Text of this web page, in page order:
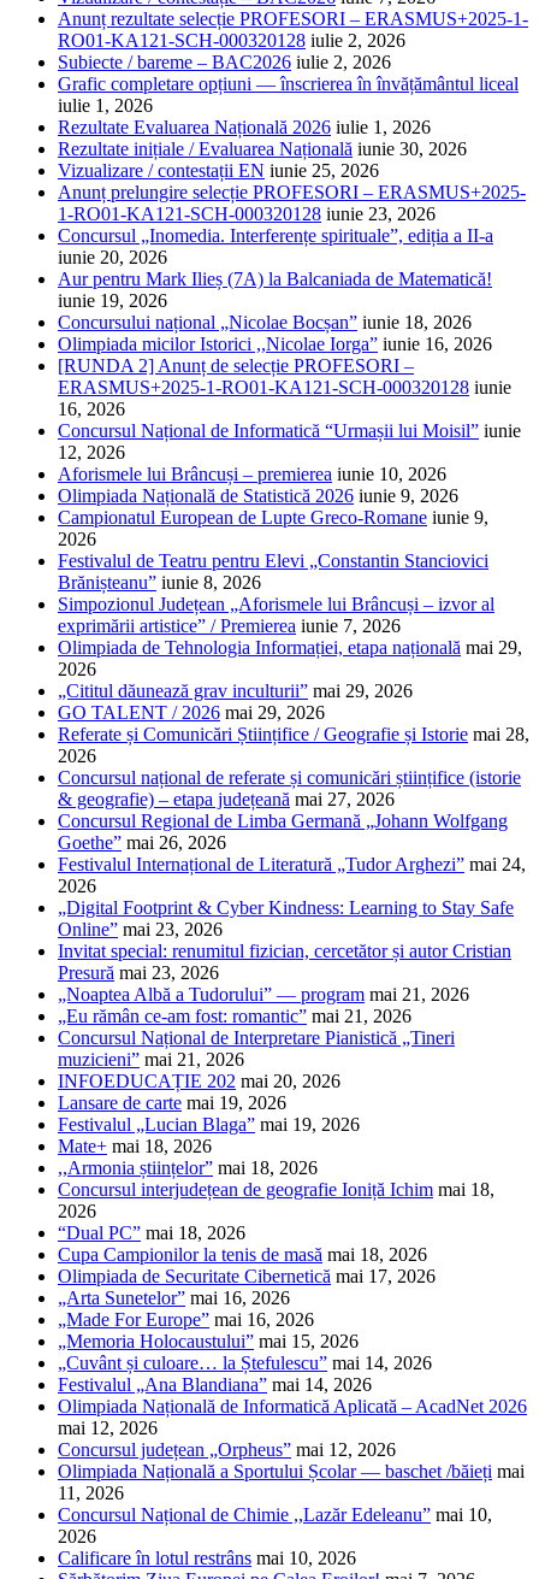
Anunț rezultate selecție PROFESORI – ERASMUS+2025-1-
RO01-KA121-SCH-000320128 iulie 2, 2026
Subiecte / bareme – BAC2026 iulie 2, 2026
Grafic completare opțiuni — înscrierea în învățământul liceal
iulie 1, 2026
Rezultate Evaluarea Națională 2026 iulie 1, 2026
Rezultate inițiale / Evaluarea Națională iunie 30, 2026
Vizualizare / contestații EN iunie 25, 2026
Anunț prelungire selecție PROFESORI – ERASMUS+2025-
1-RO01-KA121-SCH-000320128 iunie 23, 2026
Concursul „Inomedia. Interferențe spirituale”, ediția a II-a
iunie 20, 2026
Aur pentru Mark Ilieș (7A) la Balcaniada de Matematică!
iunie 19, 2026
Concursului național „Nicolae Bocșan” iunie 18, 2026
Olimpiada micilor Istorici ,,Nicolae Iorga” iunie 16, 2026
[RUNDA 2] Anunț de selecție PROFESORI –
ERASMUS+2025-1-RO01-KA121-SCH-000320128 iunie
16, 2026
Concursul Național de Informatică “Urmașii lui Moisil” iunie
12, 2026
Aforismele lui Brâncuși – premierea iunie 10, 2026
Olimpiada Națională de Statistică 2026 iunie 9, 2026
Campionatul European de Lupte Greco-Romane iunie 9,
2026
Festivalul de Teatru pentru Elevi „Constantin Stanciovici
Brănișteanu” iunie 8, 2026
Simpozionul Județean „Aforismele lui Brâncuși – izvor al
exprimării artistice” / Premierea iunie 7, 2026
Olimpiada de Tehnologia Informației, etapa națională mai 29,
2026
„Cititul dăunează grav inculturii” mai 29, 2026
GO TALENT / 2026 mai 29, 2026
Referate și Comunicări Științifice / Geografie și Istorie mai 28,
2026
Concursul național de referate și comunicări științifice (istorie
& geografie) – etapa județeană mai 27, 2026
Concursul Regional de Limba Germană „Johann Wolfgang
Goethe” mai 26, 2026
Festivalul Internațional de Literatură „Tudor Arghezi” mai 24,
2026
„Digital Footprint & Cyber Kindness: Learning to Stay Safe
Online” mai 23, 2026
Invitat special: renumitul fizician, cercetător și autor Cristian
Presură mai 23, 2026
„Noaptea Albă a Tudorului” — program mai 21, 2026
„Eu rămân ce-am fost: romantic” mai 21, 2026
Concursul Național de Interpretare Pianistică „Tineri
muzicieni” mai 21, 2026
INFOEDUCAȚIE 202 mai 20, 2026
Lansare de carte mai 19, 2026
Festivalul „Lucian Blaga” mai 19, 2026
Mate+ mai 18, 2026
,,Armonia științelor” mai 18, 2026
Concursul interjudețean de geografie Ioniță Ichim mai 18,
2026
“Dual PC” mai 18, 2026
Cupa Campionilor la tenis de masă mai 18, 2026
Olimpiada de Securitate Cibernetică mai 17, 2026
„Arta Sunetelor” mai 16, 2026
„Made For Europe” mai 16, 2026
„Memoria Holocaustului” mai 15, 2026
„Cuvânt și culoare… la Ștefulescu” mai 14, 2026
Festivalul „Ana Blandiana” mai 14, 2026
Olimpiada Națională de Informatică Aplicată – AcadNet 2026
mai 12, 2026
Concursul județean „Orpheus” mai 12, 2026
Olimpiada Națională a Sportului Școlar — baschet /băieți mai
11, 2026
Concursul Național de Chimie ,,Lazăr Edeleanu” mai 10,
2026
Calificare în lotul restrâns mai 10, 2026